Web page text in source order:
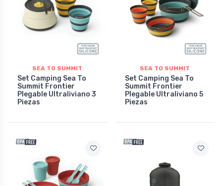
SEA TO SUMMIT
Set Camping Sea To
Summit Frontier
Plegable Ultraliviano 3
Piezas
SEA TO SUMMIT
Set Camping Sea To
Summit Frontier
Plegable Ultraliviano 5
Piezas